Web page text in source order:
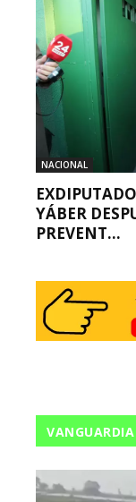
NACIONAL
YÁBER
PREVENT...
VANGUARDIA